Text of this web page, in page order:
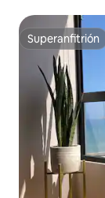
Superanfitrión
Superanfitrión